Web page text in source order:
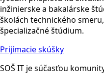
inžinierske a bakalárske
školách technického
špecializačné štúdium.
Prijímacie skúšky
SOŠ IT je súčasťou